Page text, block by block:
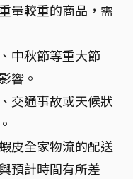
量較重的商品，需
中秋節等重大節
響。
交通事故或天候狀
皮全家物流的配送
預計時間有所差